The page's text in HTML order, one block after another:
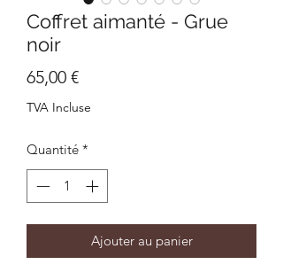
Coffret aimanté - Grue
noir
65,00 €Prix
TVA Incluse
Quantité *
Ajouter au panier